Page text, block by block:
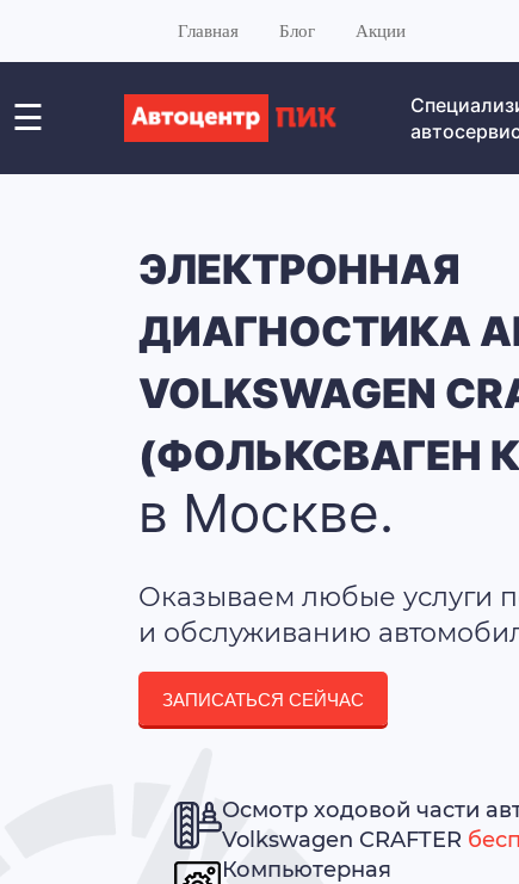
Главная Блог Акции
☰
ЭЛЕКТРОННАЯ
ДИАГНОСТИКА
VOLKSWAGEN
(ФОЛЬКСВАГЕН
в Москве.
Оказываем любые услуги
и обслуживанию
ЗАПИСАТЬСЯ СЕЙЧАС
Осмотр ходовой части
Volkswagen CRAFTER
Компьютерная